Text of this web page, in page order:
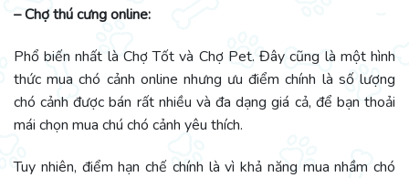
– Chợ thú cưng online:
Phổ biến nhất là Chợ Tốt và Chợ Pet. Đây cũng là một hình
thức mua chó cảnh online nhưng ưu điểm chính là số lượng
chó cảnh được bán rất nhiều và đa dạng giá cả, để bạn thoải
mái chọn mua chú chó cảnh yêu thích.
Tuy nhiên, điểm hạn chế chính là vì khả năng mua nhầm chó